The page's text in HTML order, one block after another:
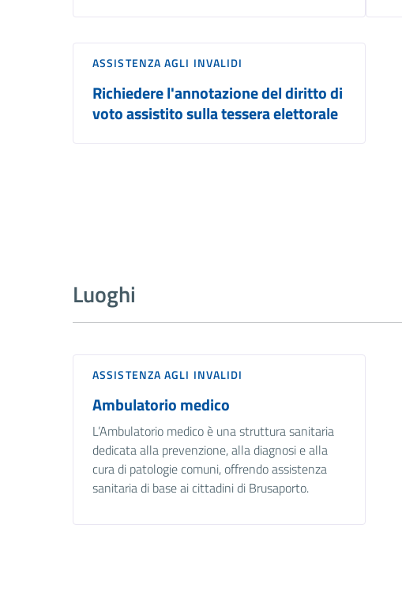
ASSISTENZA AGLI INVALIDI
Richiedere l'annotazione del diritto di
voto assistito sulla tessera elettorale
Luoghi
ASSISTENZA AGLI INVALIDI
Ambulatorio medico
L’Ambulatorio medico è una struttura sanitaria
dedicata alla prevenzione, alla diagnosi e alla
cura di patologie comuni, offrendo assistenza
sanitaria di base ai cittadini di Brusaporto.